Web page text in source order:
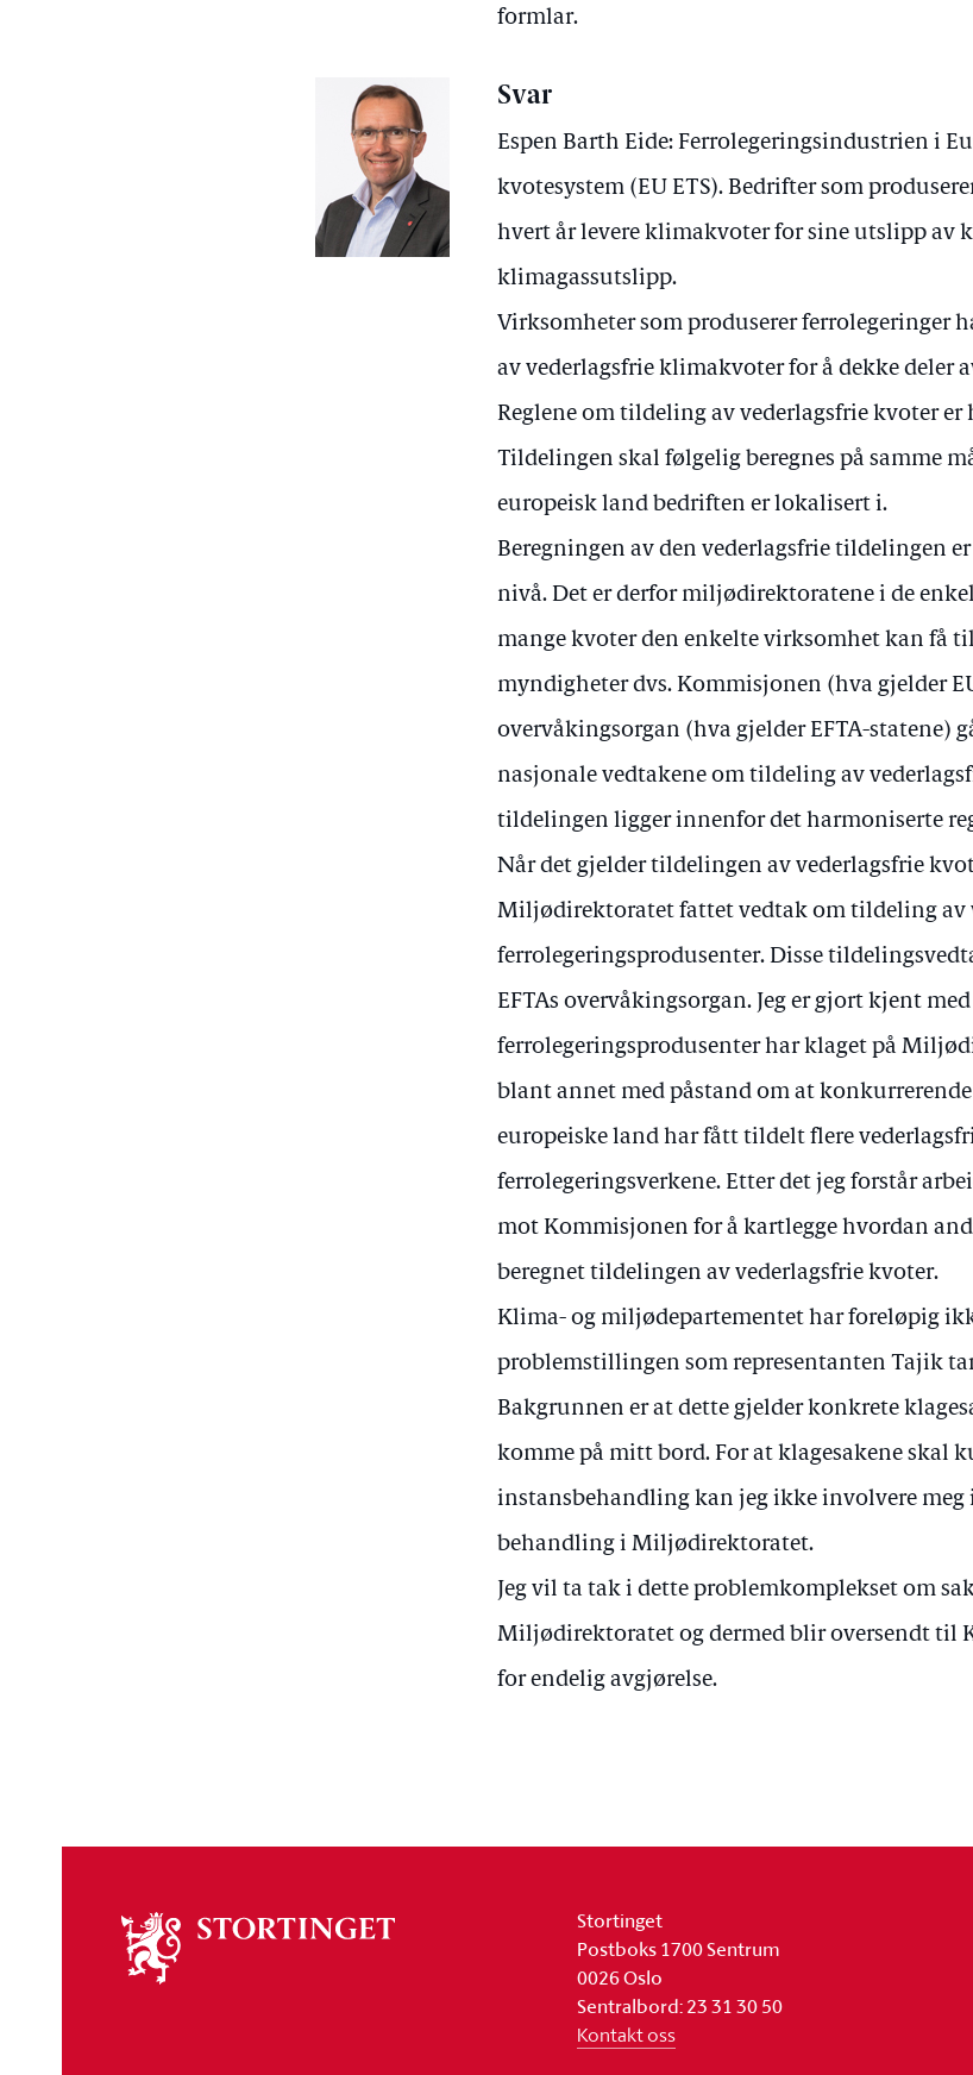
formlar.
Svar
Espen Barth Eide: Ferrolegeringsindustrien i
kvotesystem (EU ETS). Bedrifter som
hvert år levere klimakvoter for sine utslipp av
klimagassutslipp.
Virksomheter som produserer ferrolegeringer
av vederlagsfrie klimakvoter for å dekke deler
Reglene om tildeling av vederlagsfrie kvoter
Tildelingen skal følgelig beregnes på samme
europeisk land bedriften er lokalisert i.
Beregningen av den vederlagsfrie tildelingen
nivå. Det er derfor miljødirektoratene i de
mange kvoter den enkelte virksomhet kan få
myndigheter dvs. Kommisjonen (hva gjelder
overvåkingsorgan (hva gjelder EFTA-statene)
nasjonale vedtakene om tildeling av
tildelingen ligger innenfor det harmoniserte
Når det gjelder tildelingen av vederlagsfrie
Miljødirektoratet fattet vedtak om tildeling av
ferrolegeringsprodusenter. Disse
EFTAs overvåkingsorgan. Jeg er gjort kjent
ferrolegeringsprodusenter har klaget på
blant annet med påstand om at
europeiske land har fått tildelt flere
ferrolegeringsverkene. Etter det jeg forstår
mot Kommisjonen for å kartlegge hvordan
beregnet tildelingen av vederlagsfrie kvoter.
Klima- og miljødepartementet har foreløpig
problemstillingen som representanten Tajik
Bakgrunnen er at dette gjelder konkrete
komme på mitt bord. For at klagesakene skal
instansbehandling kan jeg ikke involvere meg
behandling i Miljødirektoratet.
Jeg vil ta tak i dette problemkomplekset om
Miljødirektoratet og dermed blir oversendt til
for endelig avgjørelse.
stortinget
Stortinget
Postboks 1700 Sentrum
0026 Oslo
Sentralbord: 23 31 30 50
Kontakt oss